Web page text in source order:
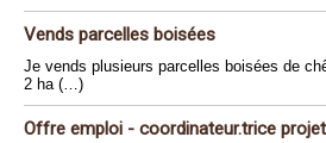
Vends parcelles boisées
Je vends plusieurs parcelles boisées de
2 ha (…)
Offre emploi - coordinateur.trice